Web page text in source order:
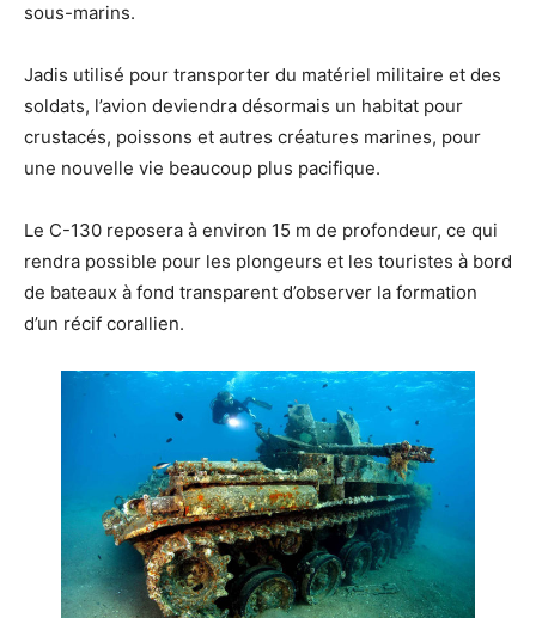
sous-marins.
Jadis utilisé pour transporter du matériel militaire et des
soldats, l’avion deviendra désormais un habitat pour
crustacés, poissons et autres créatures marines, pour
une nouvelle vie beaucoup plus pacifique.
Le C-130 reposera à environ 15 m de profondeur, ce qui
rendra possible pour les plongeurs et les touristes à bord
de bateaux à fond transparent d’observer la formation
d’un récif corallien.